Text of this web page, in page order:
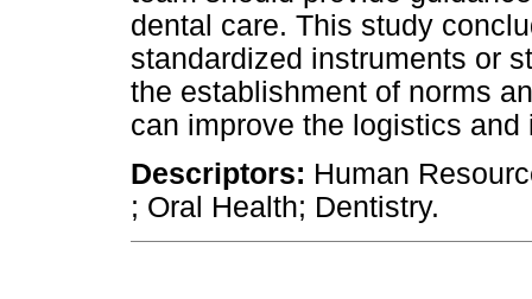
dental care. This study
standardized instruments or
the establishment of norms
can improve the logistics
Descriptors: Human
; Oral Health; Dentistry.